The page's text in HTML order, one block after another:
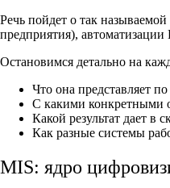
Речь пойдет о так
предприятия),
Остановимся детально на
Что она представляет
С какими конкретными
Какой результат дает в
Как разные системы
MIS: ядро